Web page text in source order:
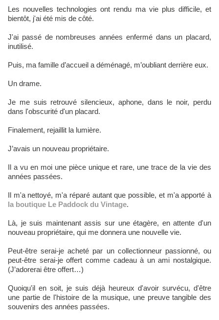
Les nouvelles technologies ont rendu ma vie plus difficile, et
bientôt, j'ai été mis de côté.
J'ai passé de nombreuses années enfermé dans un placard,
inutilisé.
Puis, ma famille d’accueil a déménagé, m’oubliant derrière eux.
Un drame.
Je me suis retrouvé silencieux, aphone, dans le noir, perdu
dans l'obscurité d'un placard.
Finalement, rejaillit la lumière.
J’avais un nouveau propriétaire.
Il a vu en moi une pièce unique et rare, une trace de la vie des
années passées.
Il m'a nettoyé, m'a réparé autant que possible, et m'a apporté à
la boutique Le Paddock du Vintage.
Là, je suis maintenant assis sur une étagère, en attente d'un
nouveau propriétaire, qui me donnera une nouvelle vie.
Peut-être serai-je acheté par un collectionneur passionné, ou
peut-être serai-je offert comme cadeau à un ami nostalgique.
(J’adorerai être offert…)
Quoiqu'il en soit, je suis déjà heureux d'avoir survécu, d'être
une partie de l'histoire de la musique, une preuve tangible des
souvenirs des années passées.